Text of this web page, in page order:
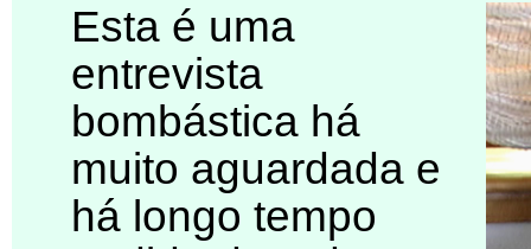
Esta é uma
entrevista
bombástica há
muito aguardada e
há longo tempo